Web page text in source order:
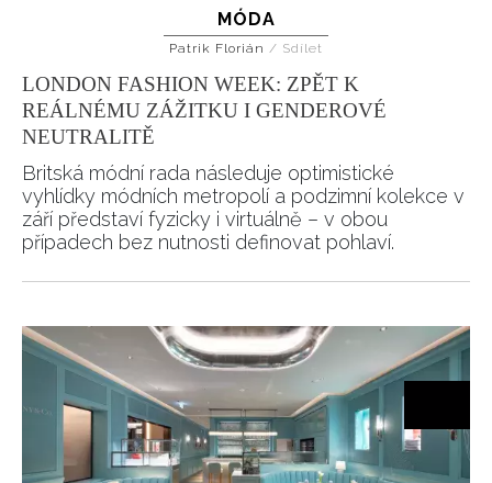
MÓDA
Patrik Florián / Sdílet
LONDON FASHION WEEK: ZPĚT K
REÁLNÉMU ZÁŽITKU I GENDEROVÉ
NEUTRALITĚ
Britská módní rada následuje optimistické
vyhlídky módních metropolí a podzimní kolekce v
září představí fyzicky i virtuálně – v obou
případech bez nutnosti definovat pohlaví.